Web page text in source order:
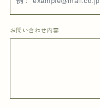
お問い合わせ内容